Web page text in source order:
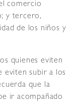
comercio
y tercero,
de los niños y
quienes eviten
eviten subir a los
que la
ir acompañado